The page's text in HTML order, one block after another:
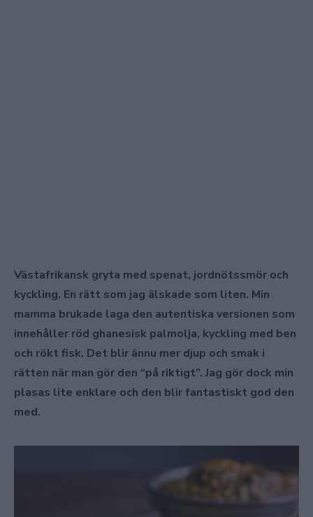
Västafrikansk gryta med spenat, jordnötssmör och
kyckling. En rätt som jag älskade som liten. Min
mamma brukade laga den autentiska versionen som
innehåller röd ghanesisk palmolja, kyckling med ben
och rökt fisk. Det blir ännu mer djup och smak i
rätten när man gör den “på riktigt”. Jag gör dock min
plasas lite enklare och den blir fantastiskt god den
med.